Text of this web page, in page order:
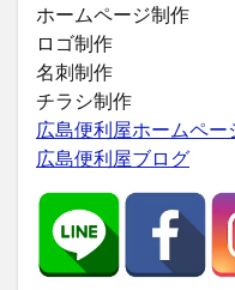
ホームページ制作
ロゴ制作
名刺制作
チラシ制作
広島便利屋ホームペー
広島便利屋ブログ